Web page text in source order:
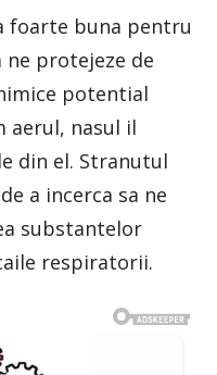
foarte buna pentru
ne protejeze de
potential
aerul, nasul il
din el. Stranutul
a incerca sa ne
substantelor
respiratorii.